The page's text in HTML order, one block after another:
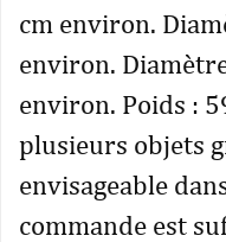
cm environ.
environ.
environ. Poids :
plusieurs objets
envisageable
commande est